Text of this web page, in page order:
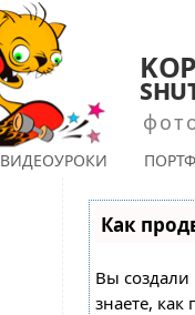
ВИДЕОУРОКИ
Как
Вы создали
знаете, как